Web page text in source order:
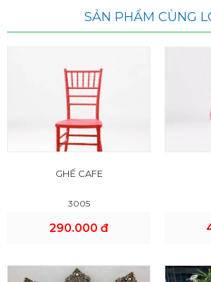
SẢN PHẨM CÙNG
GHẾ CAFE
3005
290.000 đ